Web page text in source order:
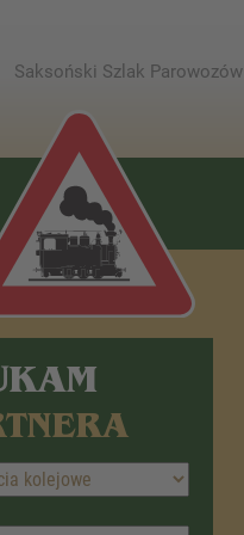
Saksoński Szlak Parowozów